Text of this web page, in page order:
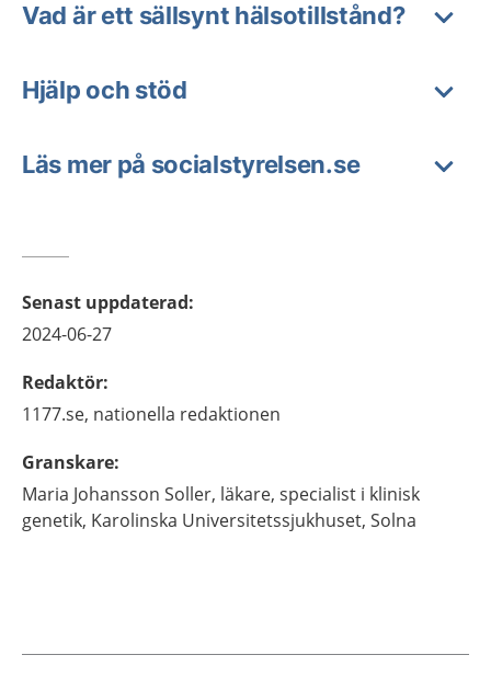
Vad är ett sällsynt hälsotillstånd?
Hjälp och stöd
Läs mer på socialstyrelsen.se
Senast uppdaterad:
2024-06-27
Redaktör:
1177.se, nationella redaktionen
Granskare:
Maria Johansson Soller, läkare, specialist i klinisk
genetik, Karolinska Universitetssjukhuset, Solna